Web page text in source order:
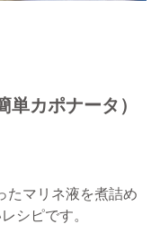
カポナータ）
たマリネ液を煮詰め
シピです。